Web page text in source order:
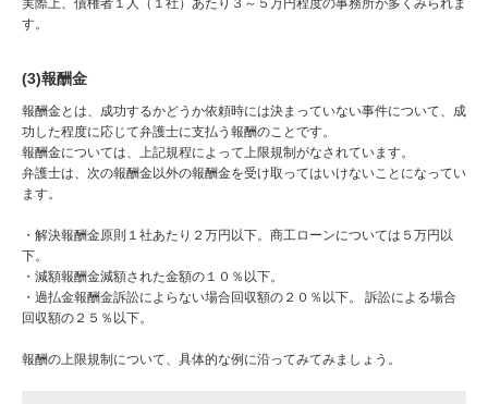
実際上、債権者１人（１社）あたり３～５万円程度の事務所が多くみられま
す。
(3)報酬金
報酬金とは、成功するかどうか依頼時には決まっていない事件について、成
功した程度に応じて弁護士に支払う報酬のことです。
報酬金については、上記規程によって上限規制がなされています。
弁護士は、次の報酬金以外の報酬金を受け取ってはいけないことになってい
ます。
・解決報酬金原則１社あたり２万円以下。商工ローンについては５万円以
下。
・減額報酬金減額された金額の１０％以下。
・過払金報酬金訴訟によらない場合回収額の２０％以下。 訴訟による場合
回収額の２５％以下。
報酬の上限規制について、具体的な例に沿ってみてみましょう。